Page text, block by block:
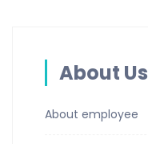
About Us
About employee